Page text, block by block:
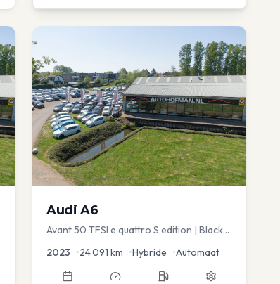
Audi A6
Avant 50 TFSI e quattro S edition | Black
Virtual
2023 •24.091 km •Hybride •Automaat